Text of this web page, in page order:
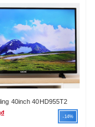
40inch 40HD955T2
-14%